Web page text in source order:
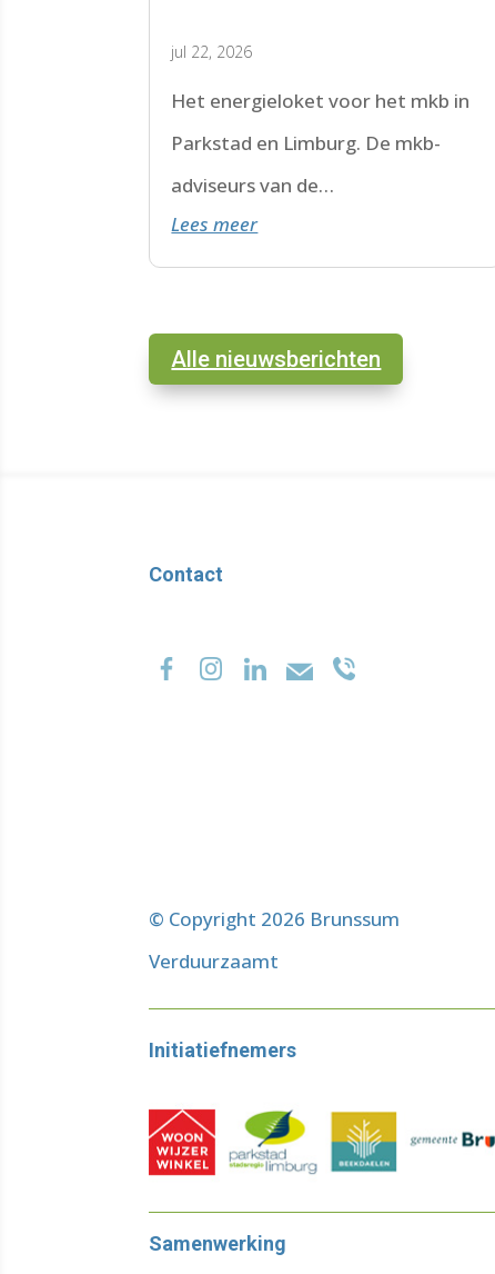
jul 22, 2026
Het energieloket voor het mkb in
Parkstad en Limburg. De mkb-
adviseurs van de
WoonWijzerWinkel Limburg staan
voor je klaar.
Lees meer
Alle nieuwsberichten
Contact
© Copyright 2026 Brunssum
Verduurzaamt
Initiatiefnemers
Samenwerking